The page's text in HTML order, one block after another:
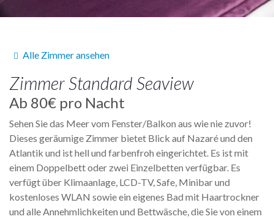
Alle Zimmer ansehen
ZimmerStandard Seaview
Ab 80€ pro Nacht
Sehen Sie das Meer vom Fenster/Balkon aus wie nie zuvor!
Dieses geräumige Zimmer bietet Blick auf Nazaré und den
Atlantik und ist hell und farbenfroh eingerichtet. Es ist mit
einem Doppelbett oder zwei Einzelbetten verfügbar. Es
verfügt über Klimaanlage, LCD-TV, Safe, Minibar und
kostenloses WLAN sowie ein eigenes Bad mit Haartrockner
und alle Annehmlichkeiten und Bettwäsche, die Sie von einem